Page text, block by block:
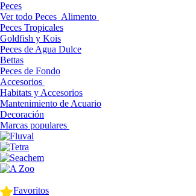
Peces
Ver todo Peces Alimento
Peces Tropicales
Goldfish y Kois
Peces de Agua Dulce
Bettas
Peces de Fondo
Accesorios
Habitats y Accesorios
Mantenimiento de Acuario
Decoración
Marcas populares
Favoritos